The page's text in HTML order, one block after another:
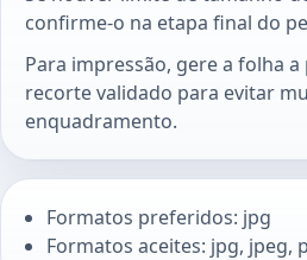
confirme-o na etapa final do
Para impressão, gere a folha
recorte validado para evitar
enquadramento.
Formatos preferidos: jpg
Formatos aceites: jpg, jpeg,